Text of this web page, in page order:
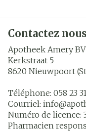
Contactez nous
Apotheek Amery BV
Kerkstraat 5
8620 Nieuwpoort
Téléphone: 058 23
Courriel: info@
Numéro de licence:
Pharmacien